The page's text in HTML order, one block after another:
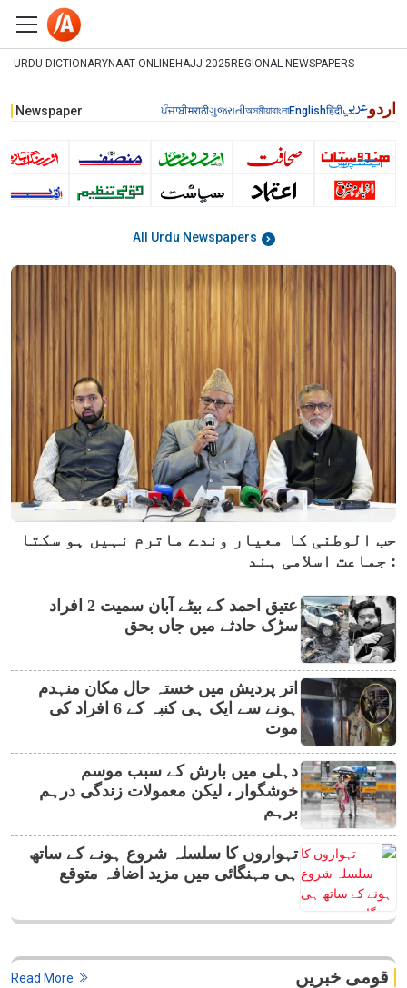
URDU DICTIONARYNAAT ONLINEHAJJ 2025 REGIONAL NEWSPAPERS
Newspaper اردوعربيहिंदी
English
বাংলা
অসমীয়া
ગુજરાતી
मराठी
ਪੰਜਾਬੀ
All Urdu Newspapers
حب الوطنی کا معیار وندے ماترم نہیں ہو سکتا
: جماعت اسلامی ہند
عتیق احمد کے بیٹے آبان سمیت 2 افراد
سڑک حادثے میں جاں بحق
اتر پردیش میں خستہ حال مکان منہدم
ہونے سے ایک ہی کنبہ کے 6 افراد کی
موت
دہلی میں بارش کے سبب موسم
خوشگوار ، لیکن معمولات زندگی درہم
برہم
تہواروں کا سلسلہ شروع ہونے کے ساتھ
ہی مہنگائی میں مزید اضافہ متوقع
قومی خبریں Read More